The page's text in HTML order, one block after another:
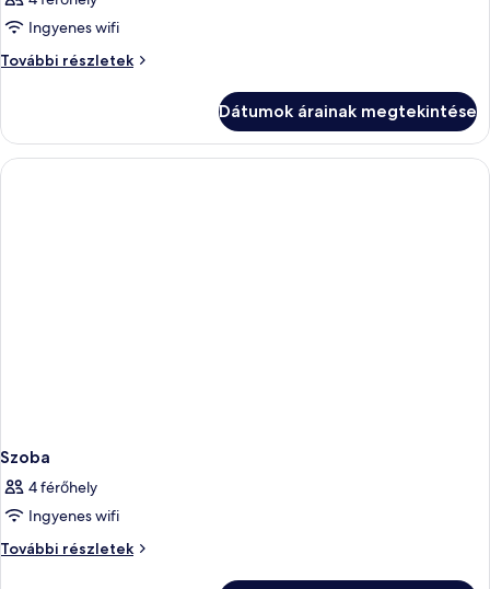
Ingyenes wifi
További részletek
Szoba
Dátumok árainak megtekintése
Szoba
4 férőhely
Ingyenes wifi
További részletek
Szoba